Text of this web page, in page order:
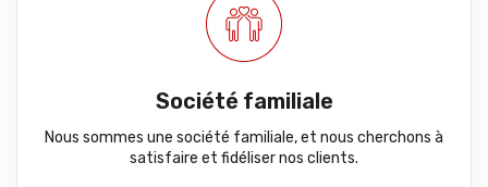
Société familiale
Nous sommes une société familiale, et nous cherchons à
satisfaire et fidéliser nos clients.